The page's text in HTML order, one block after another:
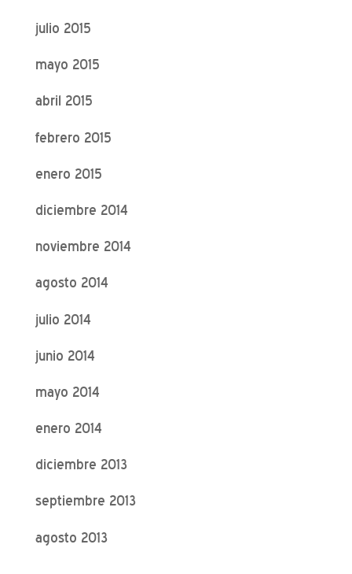
julio 2015
mayo 2015
abril 2015
febrero 2015
enero 2015
diciembre 2014
noviembre 2014
agosto 2014
julio 2014
junio 2014
mayo 2014
enero 2014
diciembre 2013
septiembre 2013
agosto 2013